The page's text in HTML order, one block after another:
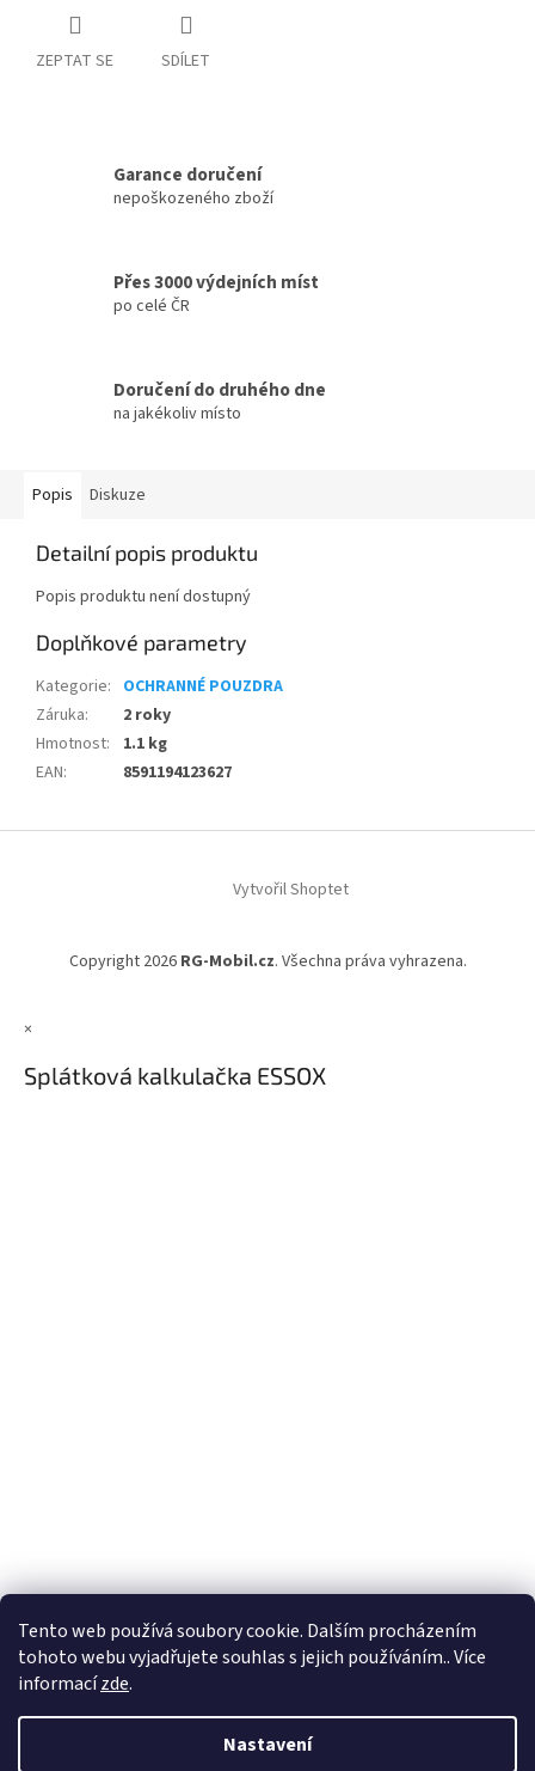
Tento web používá soubory cookie. Dalším procházením
tohoto webu vyjadřujete souhlas s jejich používáním.. Více
informacízde.
Nastavení
ZEPTAT SE SDÍLET
Garance doručení
nepoškozeného zboží
Přes 3000 výdejních míst
po celé ČR
Doručení do druhého dne
na jakékoliv místo
Popis Diskuze
Detailní popis produktu
Popis produktu není dostupný
Doplňkové parametry
Kategorie: OCHRANNÉ POUZDRA
Záruka:
2 roky
Hmotnost:
1.1 kg
EAN: 8591194123627
Vytvořil Shoptet
Copyright 2026 RG-Mobil.cz. Všechna práva vyhrazena.
×
Splátková kalkulačka ESSOX